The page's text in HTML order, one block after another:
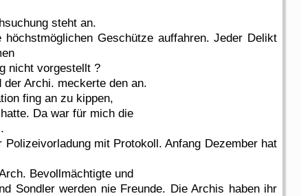
steht an.
Geschütze auffahren. Jeder Delikt
nicht vorgestellt ?
Archi. meckerte den an.
fing an zu kippen,
Da war für mich die
mit Protokoll. Anfang Dezember hat
Bevollmächtigte und
Sondler werden nie Freunde. Die Archis haben ihr